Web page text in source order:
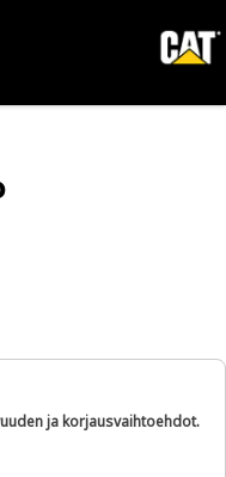
ja korjausvaihtoehdot.